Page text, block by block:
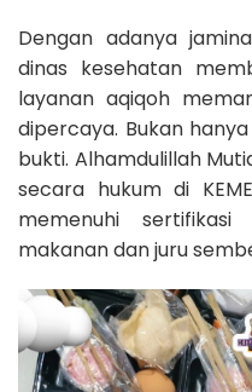
Dengan adanya
dinas kesehatan
layanan aqiqoh
dipercaya. Bukan
bukti. Alhamdulillah
secara hukum di
memenuhi
makanan dan juru